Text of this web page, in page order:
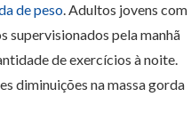
de peso. Adultos jovens com
supervisionados pela manhã
de exercícios à noite.
diminuições na massa gorda